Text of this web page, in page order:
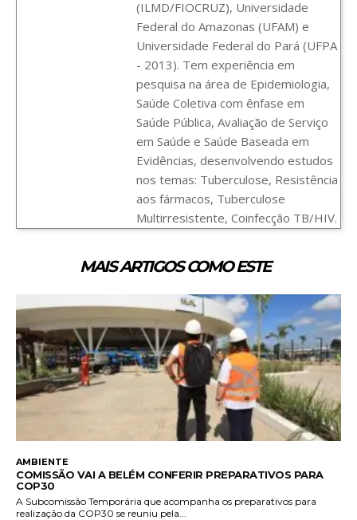
(ILMD/FIOCRUZ), Universidade
Federal do Amazonas (UFAM) e
Universidade Federal do Pará (UFPA
- 2013). Tem experiência em
pesquisa na área de Epidemiologia,
Saúde Coletiva com ênfase em
Saúde Pública, Avaliação de Serviço
em Saúde e Saúde Baseada em
Evidências, desenvolvendo estudos
nos temas: Tuberculose, Resistência
aos fármacos, Tuberculose
Multirresistente, Coinfecção TB/HIV.
MAIS ARTIGOS COMO ESTE
AMBIENTE
COMISSÃO VAI A BELÉM CONFERIR PREPARATIVOS PARA
COP30
A Subcomissão Temporária que acompanha os preparativos para
realização da COP30 se reuniu pela...